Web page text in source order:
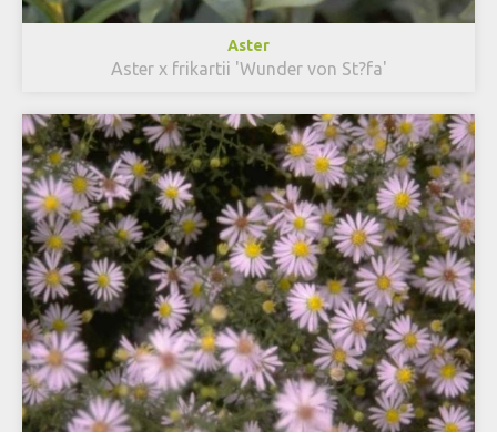
Aster
Aster x frikartii 'Wunder von St?fa'